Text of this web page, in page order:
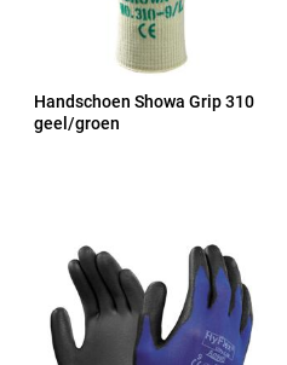
Handschoen Showa Grip 310
geel/groen